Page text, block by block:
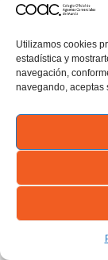
Utilizamos cookies
estadística y
navegación,
navegando, aceptas